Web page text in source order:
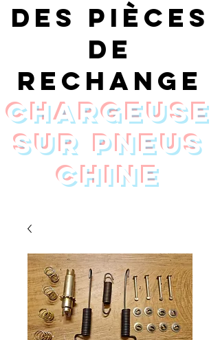
Des pièces
de
rechange
chargeuse
sur pneus
Chine